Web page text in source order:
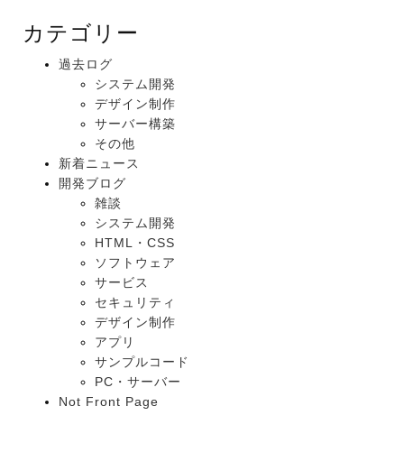
カテゴリー
過去ログ
システム開発
デザイン制作
サーバー構築
その他
新着ニュース
開発ブログ
雑談
システム開発
HTML・CSS
ソフトウェア
サービス
セキュリティ
デザイン制作
アプリ
サンプルコード
PC・サーバー
Not Front Page